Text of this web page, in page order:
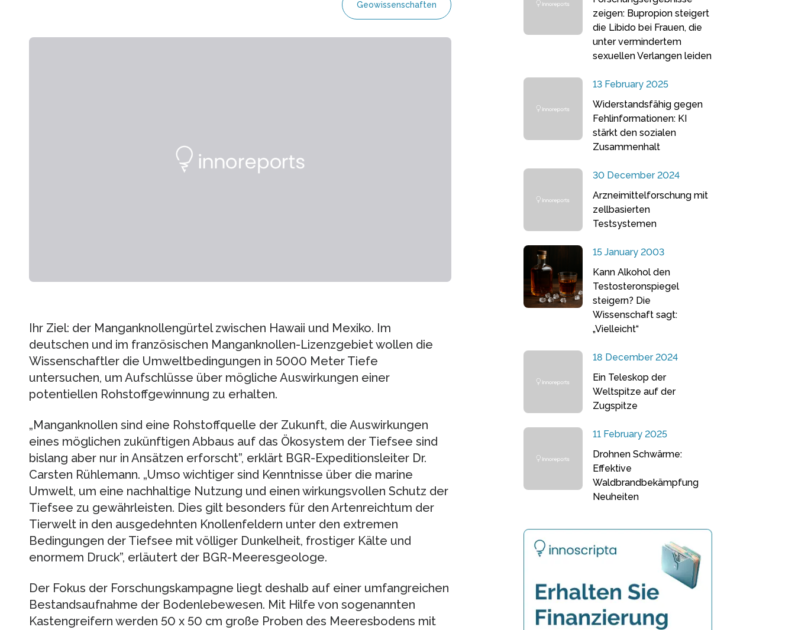
Geowissenschaften
Ihr Ziel: der Manganknollengürtel zwischen Hawaii und Mexiko. Im
deutschen und im französischen Manganknollen-Lizenzgebiet wollen die
Wissenschaftler die Umweltbedingungen in 5000 Meter Tiefe
untersuchen, um Aufschlüsse über mögliche Auswirkungen einer
potentiellen Rohstoffgewinnung zu erhalten.
„Manganknollen sind eine Rohstoffquelle der Zukunft, die Auswirkungen
eines möglichen zukünftigen Abbaus auf das Ökosystem der Tiefsee sind
bislang aber nur in Ansätzen erforscht”, erklärt BGR-Expeditionsleiter Dr.
Carsten Rühlemann. „Umso wichtiger sind Kenntnisse über die marine
Umwelt, um eine nachhaltige Nutzung und einen wirkungsvollen Schutz der
Tiefsee zu gewährleisten. Dies gilt besonders für den Artenreichtum der
Tierwelt in den ausgedehnten Knollenfeldern unter den extremen
Bedingungen der Tiefsee mit völliger Dunkelheit, frostiger Kälte und
enormem Druck”, erläutert der BGR-Meeresgeologe.
Der Fokus der Forschungskampagne liegt deshalb auf einer umfangreichen
Bestandsaufnahme der Bodenlebewesen. Mit Hilfe von sogenannten
Kastengreifern werden 50 x 50 cm große Proben des Meeresbodens mit
zeigen: Bupropion steigert
die Libido bei Frauen, die
unter vermindertem
sexuellen Verlangen leiden
13 February 2025
Widerstandsfähig gegen
Fehlinformationen: KI
stärkt den sozialen
Zusammenhalt
30 December 2024
Arzneimittelforschung mit
zellbasierten
Testsystemen
15 January 2003
Kann Alkohol den
Testosteronspiegel
steigern? Die
Wissenschaft sagt:
„Vielleicht“
18 December 2024
Ein Teleskop der
Weltspitze auf der
Zugspitze
11 February 2025
Drohnen Schwärme:
Effektive
Waldbrandbekämpfung
Neuheiten